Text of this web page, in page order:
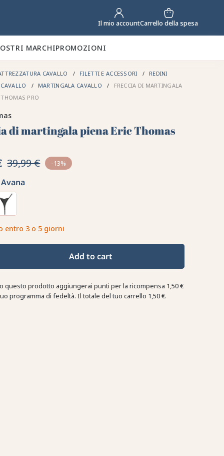
Il mio accountCarrello della spesa
MARCHIPROMOZIONI
CAVALLO FILETTI E ACCESSORI
REDINI
MARTINGALA CAVALLO
FRECCIA DI MARTINGALA
PRO
di martingala piena Eric Thomas
39,99 € -13%
Avana
entro 3 o 5 giorni
Add to cart
questo prodotto aggiungerai punti per la ricompensa 1,50 €
programma di fedeltà. Il totale del tuo carrello 1,50 €.